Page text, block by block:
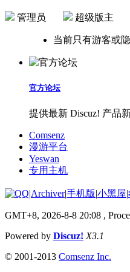
管理员 超级版主
当前只有游客或
官方论坛
提供最新 Discuz! 产品
Comsenz
漫游平台
Yeswan
专用主机
|Archiver|手机版|小黑屋|
GMT+8, 2026-8-8 20:08 ,
Powered by Discuz! X3.1
© 2001-2013 Comsenz Inc.